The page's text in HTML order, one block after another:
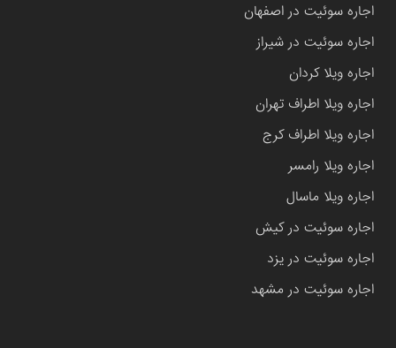
اجاره سوئیت در اصفهان
اجاره سوئیت در شیراز
اجاره ویلا کردان
اجاره ویلا اطراف تهران
اجاره ویلا اطراف کرج
اجاره ویلا رامسر
اجاره ویلا ماسال
اجاره سوئیت در کیش
اجاره سوئیت در یزد
اجاره سوئیت در مشهد